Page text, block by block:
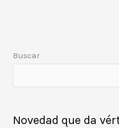
Buscar
Novedad que da